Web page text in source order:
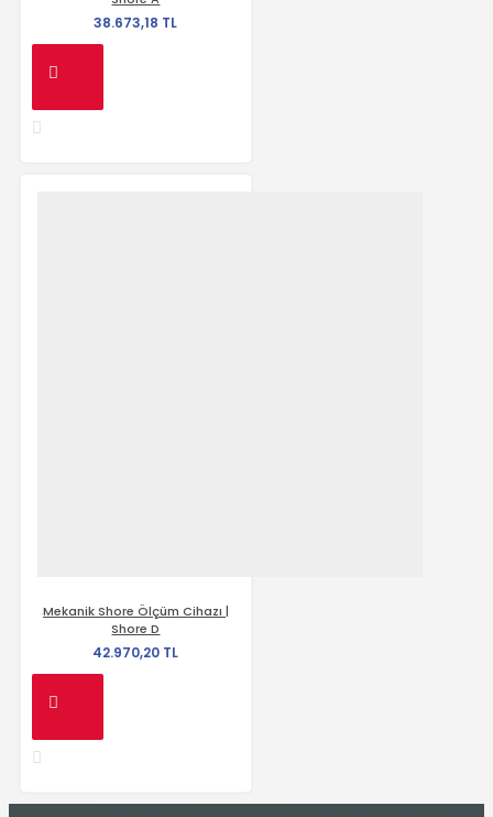
38.673,18 TL
Mekanik Shore Ölçüm Cihazı |
Shore D
42.970,20 TL